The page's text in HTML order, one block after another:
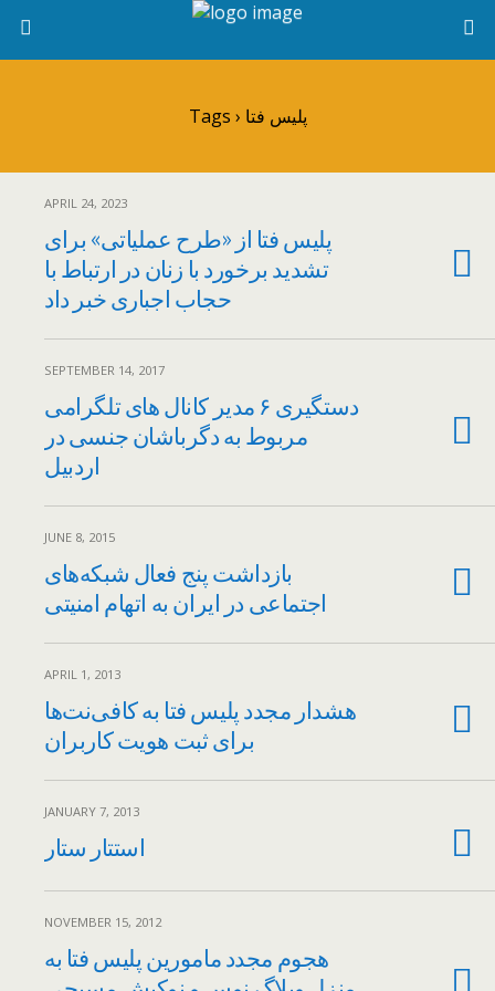
Tags › پلیس فتا
APRIL 24, 2023
پلیس فتا از «طرح عملیاتی» برای
تشدید برخورد با زنان در ارتباط با
حجاب اجباری خبر داد
SEPTEMBER 14, 2017
دستگیری ۶ مدیر کانال های تلگرامی
مربوط به دگرباشان جنسی در
اردبیل
JUNE 8, 2015
بازداشت پنج فعال شبکه‌های
اجتماعی در ایران به اتهام امنیتی
APRIL 1, 2013
هشدار مجدد پلیس فتا به کافی‌نت‌ها
برای ثبت هویت کاربران
JANUARY 7, 2013
استتار ستار
NOVEMBER 15, 2012
هجوم مجدد مامورین پلیس فتا به